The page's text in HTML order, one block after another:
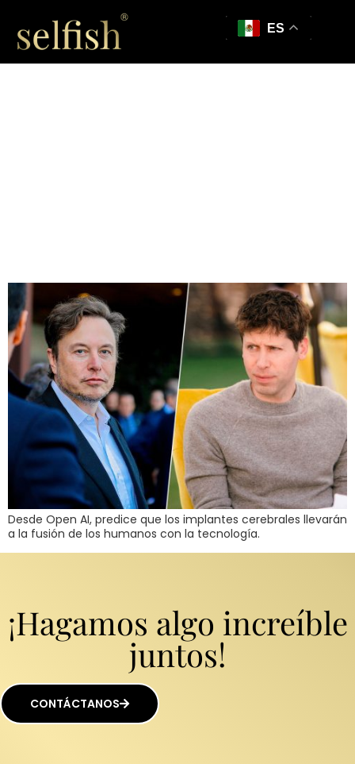
Desde Open AI, predice que los implantes cerebrales llevarán
a la fusión de los humanos con la tecnología.
¡Hagamos algo increíble
juntos!
CONTÁCTANOS
ES